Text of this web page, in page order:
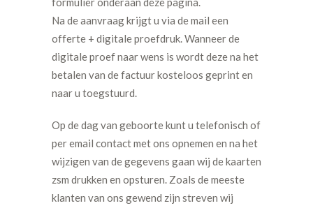
Na de aanvraag krijgt u via de mail een
offerte + digitale proefdruk. Wanneer de
digitale proef naar wens is wordt deze na het
betalen van de factuur kosteloos geprint en
naar u toegstuurd.
Op de dag van geboorte kunt u telefonisch of
per email contact met ons opnemen en na het
wijzigen van de gegevens gaan wij de kaarten
zsm drukken en opsturen. Zoals de meeste
klanten van ons gewend zijn streven wij